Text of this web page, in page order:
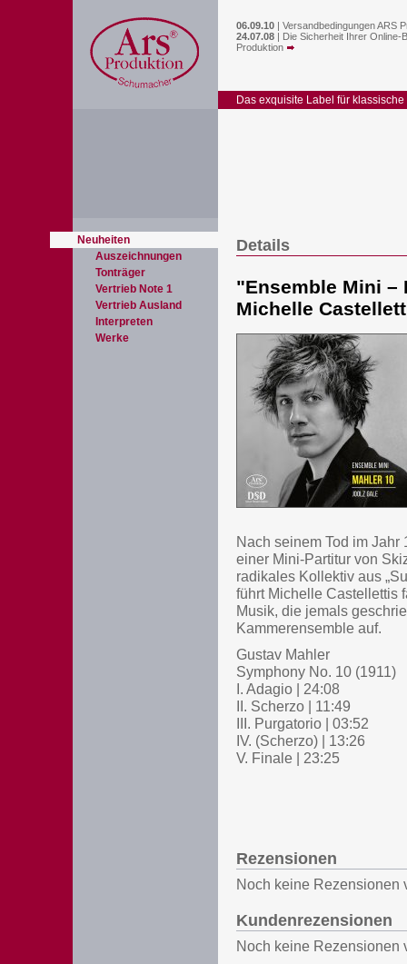
06.09.10 | Versandbedingungen ARS
24.07.08 | Die Sicherheit Ihrer Online-
Produktion
Das exquisite Label für klassische
Neuheiten
Auszeichnungen
Tonträger
Vertrieb Note 1
Vertrieb Ausland
Interpreten
Werke
Details
"Ensemble Mini –
Michelle
Nach seinem Tod im Jahr
einer Mini-Partitur von
radikales Kollektiv aus
führt Michelle Castellettis
Musik, die jemals
Kammerensemble auf.
Gustav Mahler
Symphony No. 10 (1911)
I. Adagio | 24:08
II. Scherzo | 11:49
III. Purgatorio | 03:52
IV. (Scherzo) | 13:26
V. Finale | 23:25
Rezensionen
Noch keine Rezensionen
Kundenrezensionen
Noch keine Rezensionen